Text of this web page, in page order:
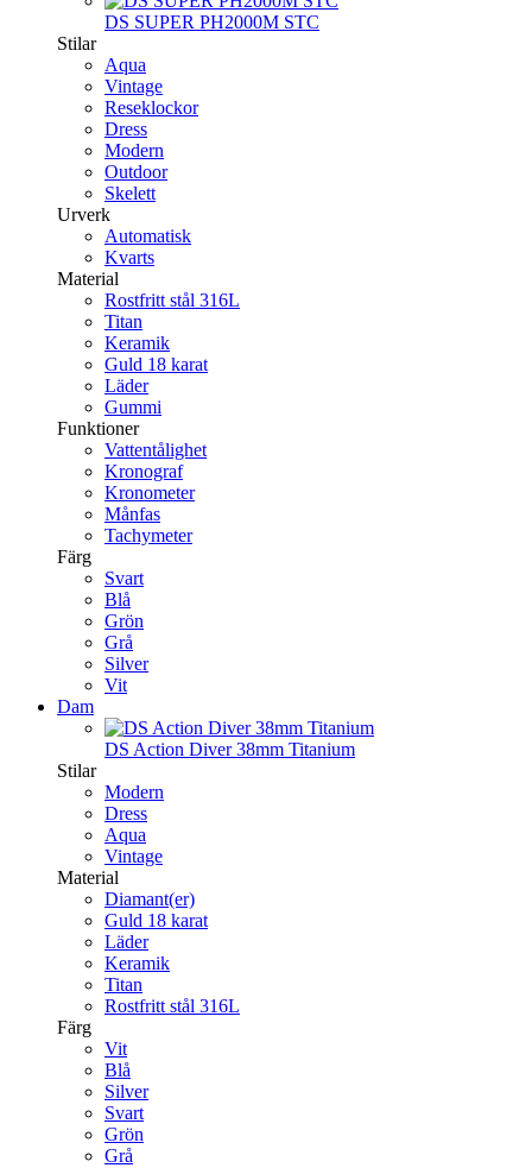
DS SUPER PH2000M STC
Stilar
Aqua
Vintage
Reseklockor
Dress
Modern
Outdoor
Skelett
Urverk
Automatisk
Kvarts
Material
Rostfritt stål 316L
Titan
Keramik
Guld 18 karat
Läder
Gummi
Funktioner
Vattentålighet
Kronograf
Kronometer
Månfas
Tachymeter
Färg
Svart
Blå
Grön
Grå
Silver
Vit
Dam
DS Action Diver 38mm Titanium
Stilar
Modern
Dress
Aqua
Vintage
Material
Diamant(er)
Guld 18 karat
Läder
Keramik
Titan
Rostfritt stål 316L
Färg
Vit
Blå
Silver
Svart
Grön
Grå